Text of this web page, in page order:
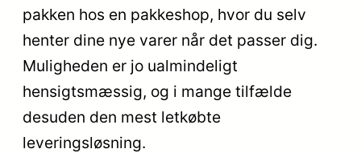
pakken hos en pakkeshop, hvor du selv
henter dine nye varer når det passer dig.
Muligheden er jo ualmindeligt
hensigtsmæssig, og i mange tilfælde
desuden den mest letkøbte
leveringsløsning.